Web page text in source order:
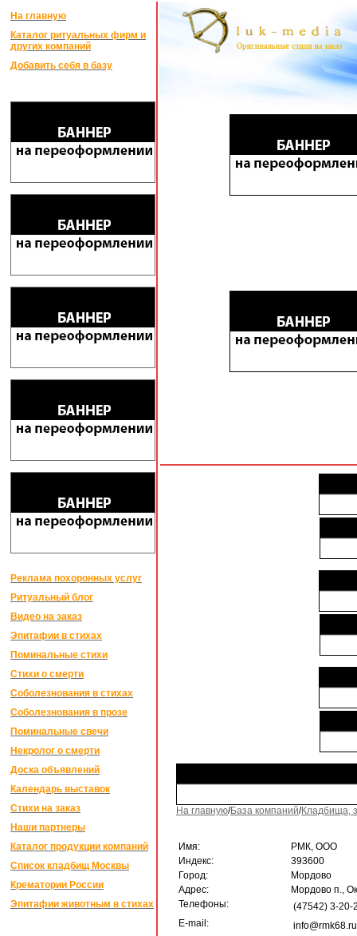
На главную
Каталог ритуальных фирм и
других компаний
Добавить себя в базу
Реклама похоронных услуг
Ритуальный блог
Видео на заказ
Эпитафии в стихах
Поминальные стихи
Стихи о смерти
Соболезнования в стихах
Соболезнования в прозе
Поминальные свечи
Некролог о смерти
Доска объявлений
Календарь выставок
Стихи на заказ
Наши партнеры
Каталог продукции компаний
Список кладбищ Москвы
Крематории России
Эпитафии животным в стихах
На главную/База компаний/Кладбища,
Имя:
РМК, ООО
Индекс:
393600
Город:
Мордово
Адрес:
Мордово п.,
Телефоны:
(47542) 3-20-
E-mail:
info@rmk68.ru